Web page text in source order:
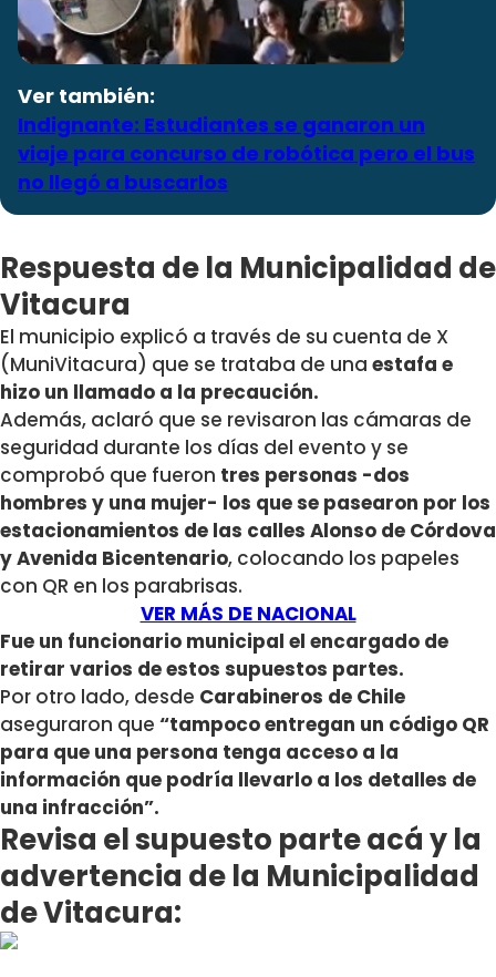
Ver también:
Indignante: Estudiantes se ganaron un
viaje para concurso de robótica pero el bus
no llegó a buscarlos
Respuesta de la Municipalidad de
Vitacura
El municipio explicó a través de su cuenta de X
(MuniVitacura) que se trataba de una estafa e
hizo un llamado a la precaución.
Además, aclaró que se revisaron las cámaras de
seguridad durante los días del evento y se
comprobó que fueron tres personas -dos
hombres y una mujer- los que se pasearon por los
estacionamientos de las calles Alonso de Córdova
y Avenida Bicentenario, colocando los papeles
con QR en los parabrisas.
VER MÁS DE NACIONAL
Fue un funcionario municipal el encargado de
retirar varios de estos supuestos partes.
Por otro lado, desde Carabineros de Chile
aseguraron que “tampoco entregan un código QR
para que una persona tenga acceso a la
información que podría llevarlo a los detalles de
una infracción”.
Revisa el supuesto parte acá y la
advertencia de la Municipalidad
de Vitacura: